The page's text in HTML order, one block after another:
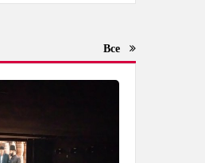
Все